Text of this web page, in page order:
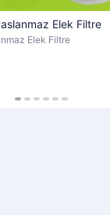
Elek Filtre
Elek Filtre